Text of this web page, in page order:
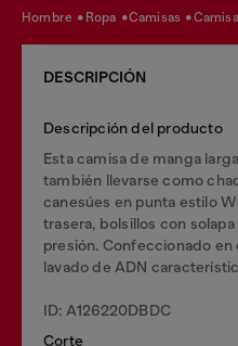
hombre ropa camisas
DESCRIPCIÓN
Descripción del producto
Esta camisa de manga
también llevarse como
canesúes en punta estilo
trasera, bolsillos con
presión. Confeccionado en
lavado de ADN
ID: A126220DBDC
Corte